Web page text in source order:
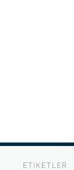
ETIKETLER